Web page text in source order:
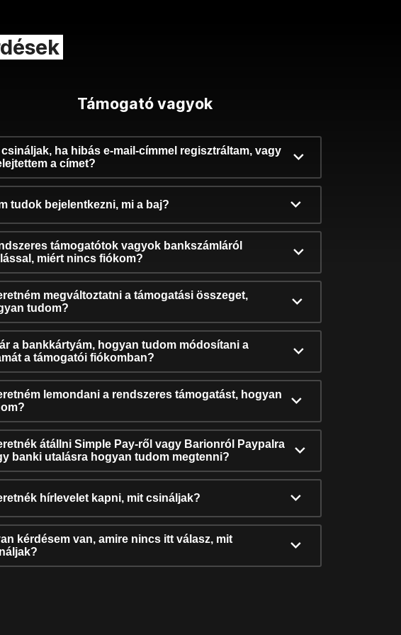
Támogató vagyok
csináljak, ha hibás e-mail-címmel regisztráltam, vagy
a címet?
tudok bejelentkezni, mi a baj?
támogatótok vagyok bankszámláról
miért nincs fiókom?
megváltoztatni a támogatási összeget,
tudom?
a bankkártyám, hogyan tudom módosítani a
a támogatói fiókomban?
lemondani a rendszeres támogatást, hogyan
átállni Simple Pay-ről vagy Barionról Paypalra
banki utalásra hogyan tudom megtenni?
hírlevelet kapni, mit csináljak?
kérdésem van, amire nincs itt válasz, mit